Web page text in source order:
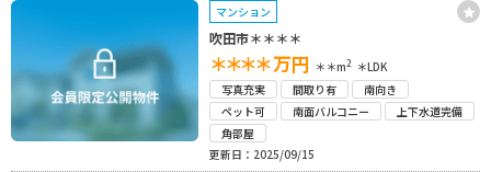
マンション
吹田市＊＊＊＊
＊＊＊＊万円 ＊＊m2 ＊LDK
写真充実
間取り有
南向き
ペット可
南面バルコニー
上下水道完備
角部屋
更新日：2025/09/15